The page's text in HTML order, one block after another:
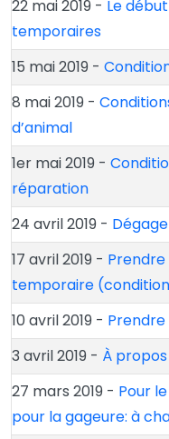
22 mai 2019 - Le
temporaires
15 mai 2019 -
8 mai 2019 -
d’animal
1er mai 2019 -
réparation
24 avril 2019 -
17 avril 2019 - Prendre
temporaire
10 avril 2019 -
3 avril 2019 - À
27 mars 2019 - Pour
pour la gageure: à